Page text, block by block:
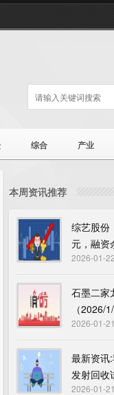
综合 产业
本周资讯推荐
综艺股份
元，融资
2026-01-
石墨二家
（2026/
2026-01-
最新资讯
发射回收
2026-01-